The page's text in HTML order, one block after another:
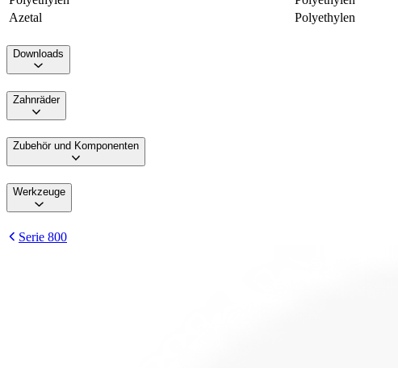
Azetal
Polyethylen
Downloads
Zahnräder
Zubehör und Komponenten
Werkzeuge
Serie 800